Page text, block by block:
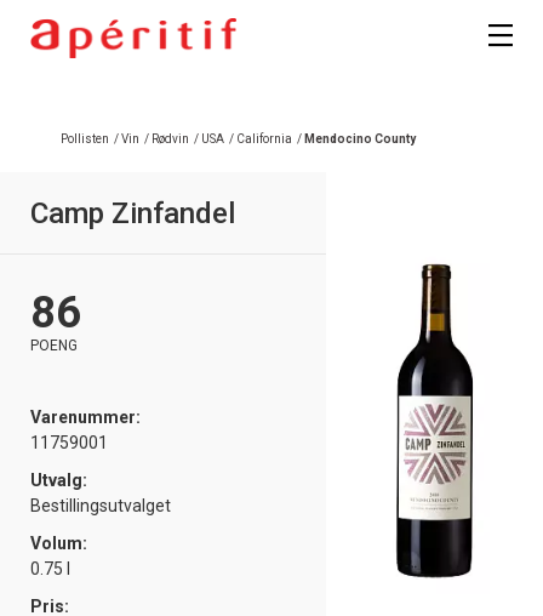
Pollisten /Vin / Rødvin / USA / California / Mendocino County
Camp Zinfandel
86
POENG
Varenummer:
11759001
Utvalg:
Bestillingsutvalget
Volum:
0.75 l
Pris: